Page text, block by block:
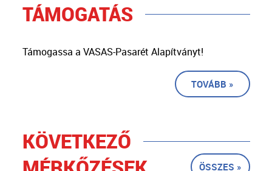
TÁMOGATÁS
Támogassa a VASAS-Pasarét Alapítványt!
TOVÁBB »
KÖVETKEZŐ
ÖSSZES »